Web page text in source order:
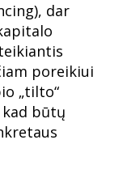
dar
poreikiui
„tilto“
būtų